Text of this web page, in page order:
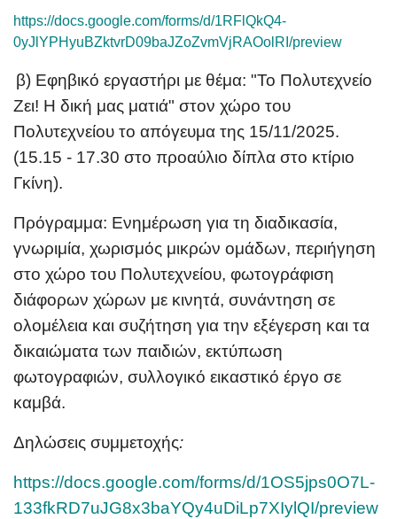
https://docs.google.com/forms/d/1RFlQkQ4-
0yJlYPHyuBZktvrD09baJZoZvmVjRAOolRI/preview
β) Εφηβικό εργαστήρι με θέμα: "Το Πολυτεχνείο
Ζει! Η δική μας ματιά" στον χώρο του
Πολυτεχνείου το απόγευμα της 15/11/2025.
(15.15 - 17.30 στο προαύλιο δίπλα στο κτίριο
Γκίνη).
Πρόγραμμα: Ενημέρωση για τη διαδικασία,
γνωριμία, χωρισμός μικρών ομάδων, περιήγηση
στο χώρο του Πολυτεχνείου, φωτογράφιση
διάφορων χώρων με κινητά, συνάντηση σε
ολομέλεια και συζήτηση για την εξέγερση και τα
δικαιώματα των παιδιών, εκτύπωση
φωτογραφιών, συλλογικό εικαστικό έργο σε
καμβά.
Δηλώσεις συμμετοχής:
https://docs.google.com/forms/d/1OS5jps0O7L-
133fkRD7uJG8x3baYQy4uDiLp7XIylQI/preview